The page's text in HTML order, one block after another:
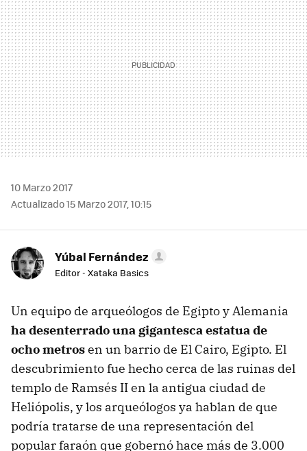
10 Marzo 2017
Actualizado 15 Marzo 2017, 10:15
Yúbal Fernández
Editor - Xataka Basics
Un equipo de arqueólogos de Egipto y Alemania
ha desenterrado una gigantesca estatua de
ocho metrosen un barrio de El Cairo, Egipto. El
descubrimiento fue hecho cerca de las ruinas del
templo de Ramsés II en la antigua ciudad de
Heliópolis, y los arqueólogos ya hablan de que
podría tratarse de una representación del
popular faraón que gobernó hace más de 3.000